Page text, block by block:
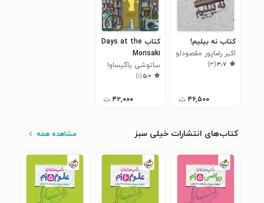
کتاب نه بیلیم!
اکبر رضاپور مقصودلو
۳٫۷(۳)
۴۶,۵۰۰ ت
کتاب Days at the
Morisaki
Bookshop
ساتوشی یاگیساوا
۵٫۰(۱)
۴۲,۰۰۰ ت
کتاب‌های انتشارات خیلی سبز مشاهده همه